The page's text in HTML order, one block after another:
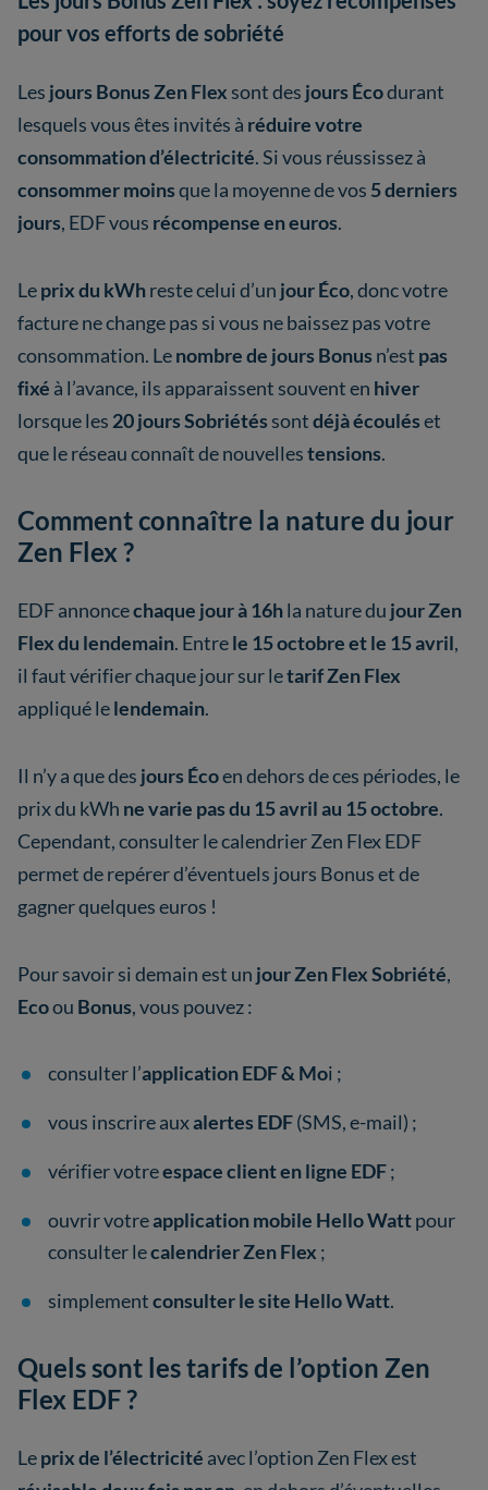
pour vos efforts de sobriété
Les jours Bonus Zen Flex sont des jours Écodurant
lesquels vous êtes invités à réduire votre
consommation d’électricité. Si vous réussissez à
consommer moinsque la moyenne de vos 5 derniers
jours, EDF vous récompense en euros.
Leprix du kWhreste celui d’un jour Éco, donc votre
facture ne change pas si vous ne baissez pas votre
consommation. Lenombre de jours Bonus n’est pas
fixé à l’avance, ils apparaissent souvent en hiver
lorsque les 20 jours Sobriétés sontdéjà écouléset
que le réseau connaît de nouvellestensions.
Comment connaître la nature du jour
Zen Flex ?
EDF annoncechaque jour à 16hla nature du jour Zen
Flex du lendemain. Entrele 15 octobre et le 15 avril,
il faut vérifier chaque jour sur letarif Zen Flex
appliqué lelendemain.
Il n’y a que des jours Écoen dehors de ces périodes, le
prix du kWh ne varie pas du 15 avril au 15 octobre.
Cependant, consulter le calendrier Zen Flex EDF
permet de repérer d’éventuels jours Bonus et de
gagner quelques euros !
Pour savoir si demain est un jour Zen Flex Sobriété,
Ecoou Bonus, vous pouvez :
consulter l’application EDF & Moi ;
vous inscrire auxalertes EDF(SMS, e-mail) ;
vérifier votreespace client en ligne EDF;
ouvrir votreapplication mobile Hello Wattpour
consulter lecalendrier Zen Flex ;
simplementconsulter le site Hello Watt.
Quels sont les tarifs de l’option Zen
Flex EDF ?
Leprix de l’électricité avec l’option Zen Flex est